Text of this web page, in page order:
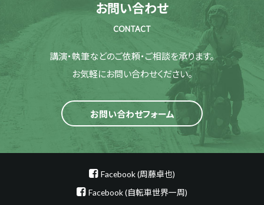
お問い合わせ
CONTACT
講演・執筆などのご依頼・ご相談を承ります。
お気軽にお問い合わせください。
お問い合わせフォーム
Facebook (周藤卓也)
Facebook (自転車世界一周)